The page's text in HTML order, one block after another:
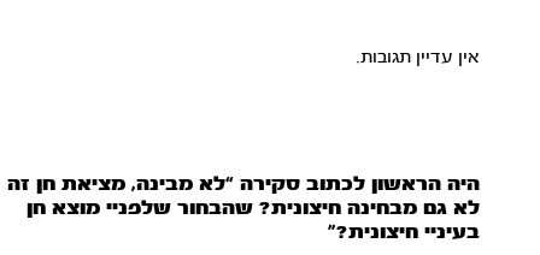
אין עדיין תגובות.
היה הראשון לכתוב סקירה “לא מבינה, מציאת חן זה
לא גם מבחינה חיצונית? שהבחור שלפניי מוצא חן
בעיניי חיצונית?”